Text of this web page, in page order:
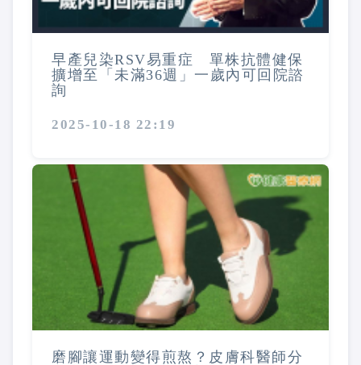
早產兒染RSV易重症 單株抗體健保
擴增至「未滿36週」一歲內可回院諮
詢
2025-10-18 22:19
磨腳讓運動變得煎熬？皮膚科醫師分